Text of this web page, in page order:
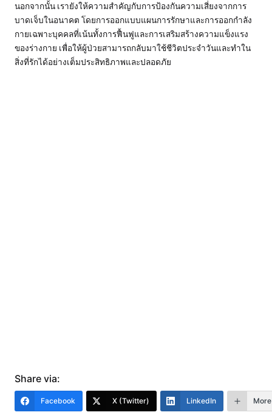
นอกจากนั้น เรายังให้ความสำคัญกับการป้องกันความเสี่ยงจากการ
บาดเจ็บในอนาคต โดยการออกแบบแผนการรักษาและการออกกำลัง
กายเฉพาะบุคคลที่เน้นทั้งการฟื้นฟูและการเสริมสร้างความแข็งแรง
ของร่างกาย เพื่อให้ผู้ป่วยสามารถกลับมาใช้ชีวิตประจำวันและทำใน
สิ่งที่รักได้อย่างเต็มประสิทธิภาพและปลอดภัย
Share via:
Facebook X (Twitter) LinkedIn More